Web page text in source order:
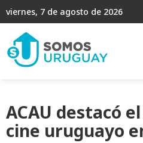
viernes, 7 de agosto de 2026
ACAU destacó
cine uruguayo